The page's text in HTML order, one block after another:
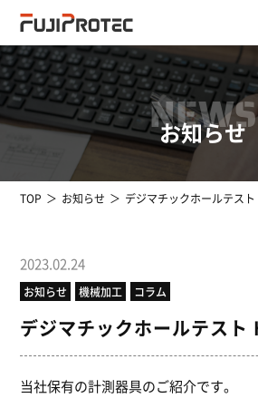
NEWS
お知らせ
TOP お知らせ デジマチックホールテスト
2023.02.24
お知らせ 機械加工 コラム
デジマチックホールテスト
当社保有の計測器具のご紹介です。